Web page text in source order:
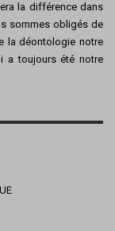
la différence dans
sommes obligés de
la déontologie notre
a toujours été notre